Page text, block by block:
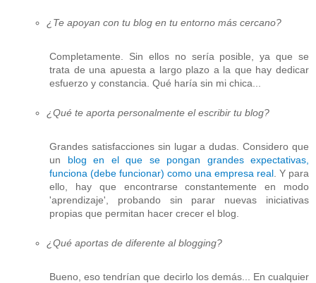
¿Te apoyan con tu blog en tu entorno más cercano?
Completamente. Sin ellos no sería posible, ya que se
trata de una apuesta a largo plazo a la que hay dedicar
esfuerzo y constancia. Qué haría sin mi chica...
¿Qué te aporta personalmente el escribir tu blog?
Grandes satisfacciones sin lugar a dudas. Considero que
un blog en el que se pongan grandes expectativas,
funciona (debe funcionar) como una empresa real . Y para
ello, hay que encontrarse constantemente en modo
'aprendizaje', probando sin parar nuevas iniciativas
propias que permitan hacer crecer el blog.
¿Qué aportas de diferente al blogging?
Bueno, eso tendrían que decirlo los demás... En cualquier